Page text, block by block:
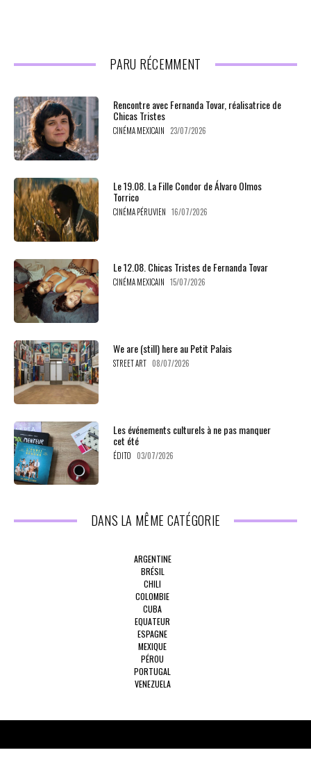
PARU RÉCEMMENT
Rencontre avec Fernanda Tovar, réalisatrice de
Chicas Tristes
CINÉMA MEXICAIN 23/07/2026
Le 19.08. La Fille Condor de Álvaro Olmos
Torrico
CINÉMA PÉRUVIEN 16/07/2026
Le 12.08. Chicas Tristes de Fernanda Tovar
CINÉMA MEXICAIN 15/07/2026
We are (still) here au Petit Palais
STREET ART 08/07/2026
Les événements culturels à ne pas manquer
cet été
ÉDITO 03/07/2026
DANS LA MÊME CATÉGORIE
ARGENTINE
BRÉSIL
CHILI
COLOMBIE
CUBA
EQUATEUR
ESPAGNE
MEXIQUE
PÉROU
PORTUGAL
VENEZUELA